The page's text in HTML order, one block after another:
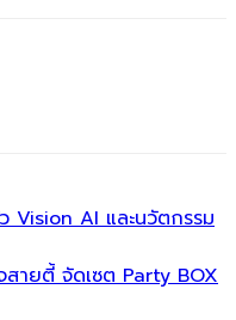
Vision AI และนวัตกรรม
สายตี้ จัดเซต Party BOX